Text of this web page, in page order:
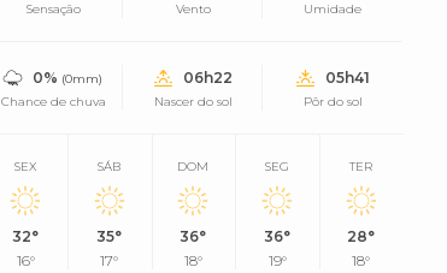
Sensação Vento Umidade
0% (0mm)
Chance de chuva
06h22
Nascer do sol
05h41
Pôr do sol
SEX
32°
16°
SÁB
35°
17°
DOM
36°
18°
SEG
36°
19°
TER
28°
18°